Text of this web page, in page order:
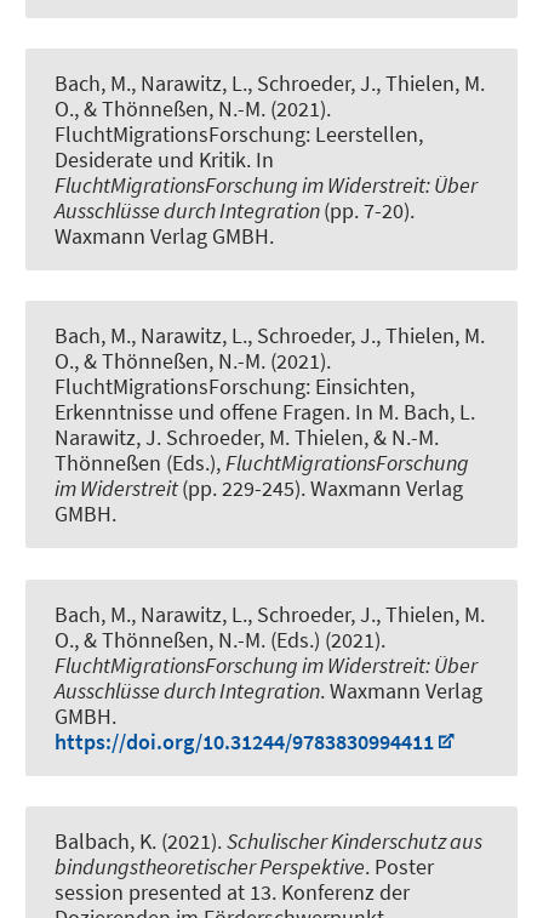
Bach, M., Narawitz, L., Schroeder, J., Thielen, M.
O., & Thönneßen, N.-M. (2021).
FluchtMigrationsForschung: Leerstellen,
Desiderate und Kritik. In
FluchtMigrationsForschung im Widerstreit: Über
Ausschlüsse durch Integration(pp. 7-20).
Waxmann Verlag GMBH.
Bach, M., Narawitz, L., Schroeder, J., Thielen, M.
O., & Thönneßen, N.-M. (2021).
FluchtMigrationsForschung: Einsichten,
Erkenntnisse und offene Fragen. In M. Bach, L.
Narawitz, J. Schroeder, M. Thielen, & N.-M.
Thönneßen (Eds.),FluchtMigrationsForschung
im Widerstreit(pp. 229-245). Waxmann Verlag
GMBH.
Bach, M., Narawitz, L., Schroeder, J., Thielen, M.
O., & Thönneßen, N.-M. (Eds.) (2021).
FluchtMigrationsForschung im Widerstreit: Über
Ausschlüsse durch Integration. Waxmann Verlag
GMBH.
https://doi.org/10.31244/9783830994411
Balbach, K. (2021).Schulischer Kinderschutz aus
bindungstheoretischer Perspektive. Poster
session presented at 13. Konferenz der